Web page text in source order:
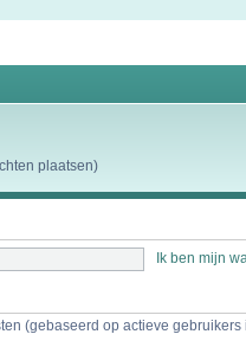
plaatsen)
Ik ben mijn
(gebaseerd op actieve